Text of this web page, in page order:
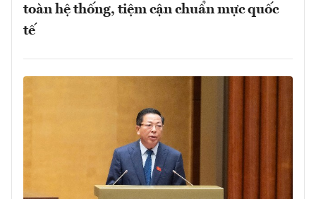
toàn hệ thống, tiệm cận chuẩn mực quốc
tế